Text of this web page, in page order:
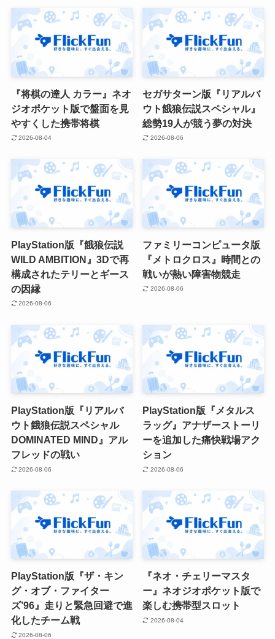
『将棋の達人 カラー』ネオ
ジオポケット版で盤面を見
やすくした携帯将棋
2026-08-04
セガサターン版『リアルバ
ウト餓狼伝説スペシャル』
総勢19人が競う夢の対決
2026-08-06
PlayStation版『餓狼伝説
WILD AMBITION』3Dで再
構成されたテリーとギース
の因縁
2026-08-06
ファミリーコンピュータ版
『メトロクロス』時間との
戦いが熱い障害物競走
2026-08-06
PlayStation版『リアルバ
ウト餓狼伝説スペシャル
DOMINATED MIND』アル
フレッドの戦い
2026-08-06
PlayStation版『メタルス
ラッグ』アナザーストーリ
ーを追加した痛快戦場アク
ション
2026-08-06
PlayStation版『ザ・キン
グ・オブ・ファイター
ズ’96』走りと緊急回避で進
化したチーム戦
2026-08-06
『ネオ・チェリーマスタ
ー』ネオジオポケット版で
楽しむ携帯型スロット
2026-08-04